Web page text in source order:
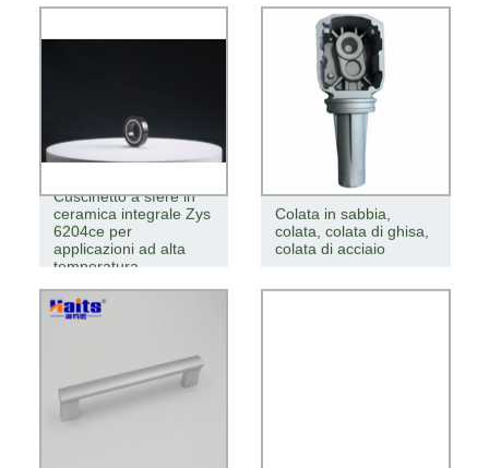
Cuscinetto a sfere in
ceramica integrale Zys
6204ce per
applicazioni ad alta
temperatura
Colata in sabbia,
colata, colata di ghisa,
colata di acciaio